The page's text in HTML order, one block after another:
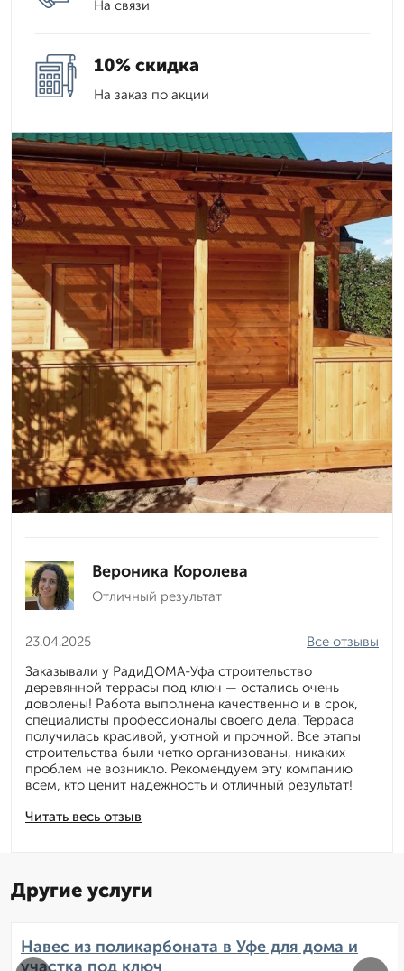
На связи
10% скидка
На заказ по акции
Вероника Королева
Отличный результат
23.04.2025
Читать весь отзыв
Все отзывы
Заказывали у РадиДОМА-Уфа строительство
деревянной террасы под ключ — остались очень
доволены! Работа выполнена качественно и в срок,
специалисты профессионалы своего дела. Терраса
получилась красивой, уютной и прочной. Все этапы
строительства были четко организованы, никаких
проблем не возникло. Рекомендуем эту компанию
всем, кто ценит надежность и отличный результат!
Другие услуги
Навес из поликарбоната в Уфе для дома и
участка под ключ